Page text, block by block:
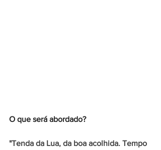
O que será abordado?
"Tenda da Lua, da boa acolhida. Tempo